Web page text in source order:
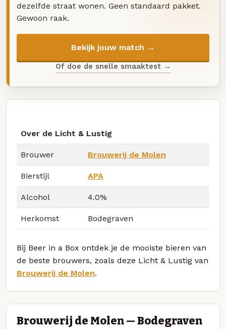
dezelfde straat wonen. Geen standaard pakket.
Gewoon raak.
Bekijk jouw match →
Of doe de snelle smaaktest →
Over de Licht & Lustig
Brouwer Brouwerij de Molen
Bierstijl APA
Alcohol 4.0%
Herkomst Bodegraven
Bij Beer in a Box ontdek je de mooiste bieren van
de beste brouwers, zoals deze Licht & Lustig van
Brouwerij de Molen.
Brouwerij de Molen — Bodegraven